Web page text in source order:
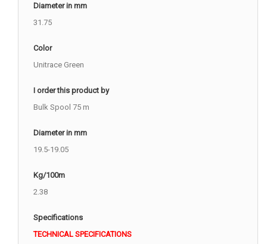
Diameter in mm
31.75
Color
Unitrace Green
I order this product by
Bulk Spool 75 m
Diameter in mm
19.5-19.05
Kg/100m
2.38
Specifications
TECHNICAL SPECIFICATIONS